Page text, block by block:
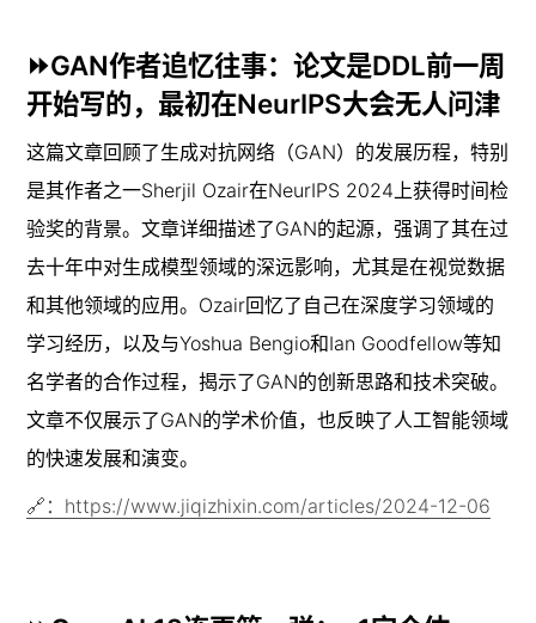
⏩GAN作者追忆往事：论文是DDL前一周
开始写的，最初在NeurIPS大会无人问津
这篇文章回顾了生成对抗网络（GAN）的发展历程，特别
是其作者之一Sherjil Ozair在NeurIPS 2024上获得时间检
验奖的背景。文章详细描述了GAN的起源，强调了其在过
去十年中对生成模型领域的深远影响，尤其是在视觉数据
和其他领域的应用。Ozair回忆了自己在深度学习领域的
学习经历，以及与Yoshua Bengio和Ian Goodfellow等知
名学者的合作过程，揭示了GAN的创新思路和技术突破。
文章不仅展示了GAN的学术价值，也反映了人工智能领域
的快速发展和演变。
🔗：https://www.jiqizhixin.com/articles/2024-12-06